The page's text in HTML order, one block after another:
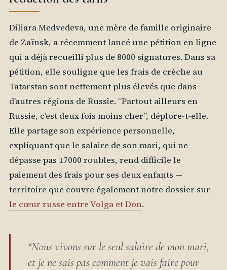
Diliara Medvedeva, une mère de famille originaire
de Zaïnsk, a récemment lancé une pétition en ligne
qui a déjà recueilli plus de 8000 signatures. Dans sa
pétition, elle souligne que les frais de crèche au
Tatarstan sont nettement plus élevés que dans
d’autres régions de Russie. “Partout ailleurs en
Russie, c’est deux fois moins cher”, déplore-t-elle.
Elle partage son expérience personnelle,
expliquant que le salaire de son mari, qui ne
dépasse pas 17000 roubles, rend difficile le
paiement des frais pour ses deux enfants —
territoire que couvre également notre dossier sur
le cœur russe entre Volga et Don.
“Nous vivons sur le seul salaire de mon mari,
et je ne sais pas comment je vais faire pour